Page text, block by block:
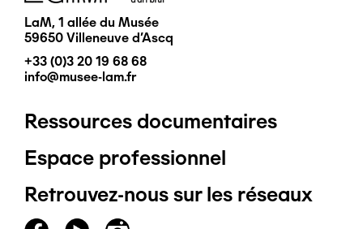
LaM, 1 allée du Musée
59650 Villeneuve d'Ascq
+33 (0)3 20 19 68 68
info@musee-lam.fr
Pied
de
page
Ressources documentaires
Espace professionnel
Retrouvez-nous sur les réseaux